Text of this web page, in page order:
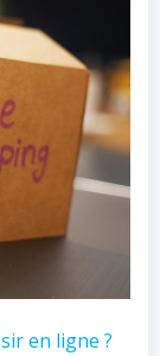
en ligne ?